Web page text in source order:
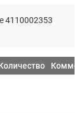
4110002353